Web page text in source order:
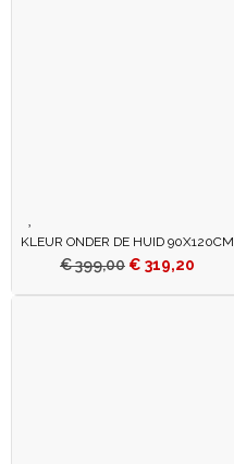
KLEUR ONDER DE HUID 90X120CM
€399,00 € 319,20